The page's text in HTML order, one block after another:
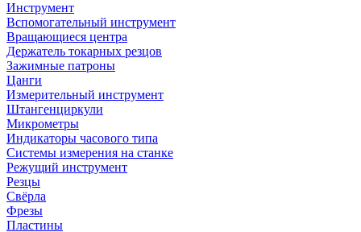
Инструмент
Вспомогательный инструмент
Вращающиеся центра
Держатель токарных резцов
Зажимные патроны
Цанги
Измерительный инструмент
Штангенциркули
Микрометры
Индикаторы часового типа
Системы измерения на станке
Режущий инструмент
Резцы
Свёрла
Фрезы
Пластины